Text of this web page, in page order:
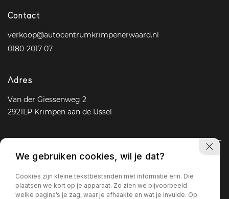
Contact
verkoop@autocentrumkrimpenerwaard.nl
0180-2017 07
Adres
Van der Giessenweg 2
2921LP Krimpen aan de IJssel
AanbodDiensten Over onsVacatureContact
We gebruiken cookies, wil je dat?
Cookies zijn kleine tekstbestanden met informatie erin. Die
plaatsen we kort op je apparaat. Zo zien we bijvoorbeeld
welke pagina’s je zag, waar je afhaakte en wat je invulde. Op